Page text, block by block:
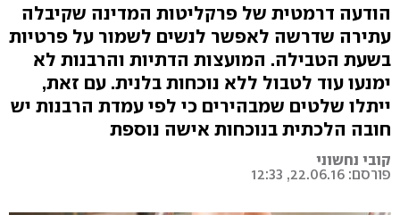
הודעה דרמטית של פרקליטות המדינה שקיבלה
עתירה שדרשה לאפשר לנשים לשמור על פרטיות
בשעת הטבילה. המועצות הדתיות והרבנות לא
ימנעו עוד לטבול ללא נוכחות בלנית. עם זאת,
ייתלו שלטים שמבהירים כי לפי עמדת הרבנות יש
חובה הלכתית בנוכחות אישה נוספת
קובי נחשוני
פורסם: 22.06.16, 12:33